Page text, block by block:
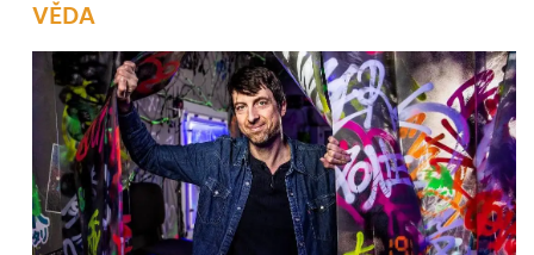
VĚDA